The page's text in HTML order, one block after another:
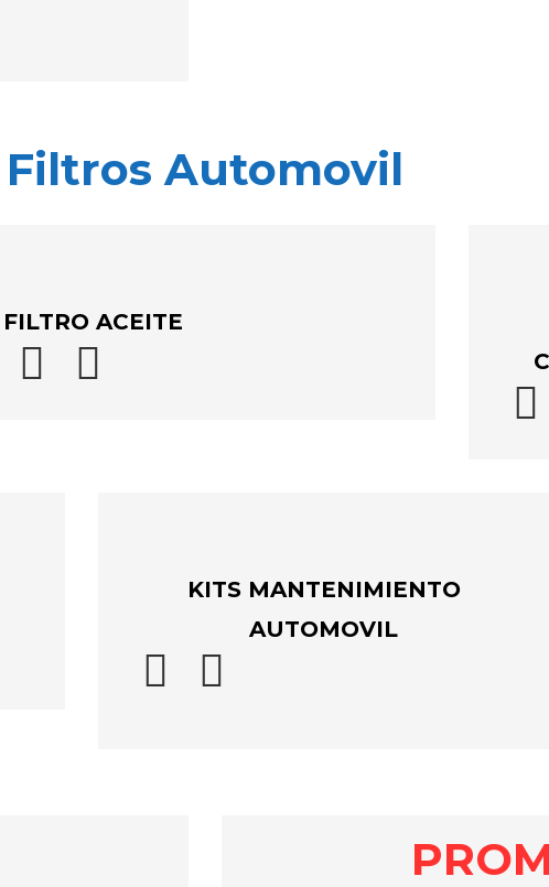
Filtros Automovil
FILTRO ACEITE
 

KITS MANTENIMIENTO
AUTOMOVIL
 